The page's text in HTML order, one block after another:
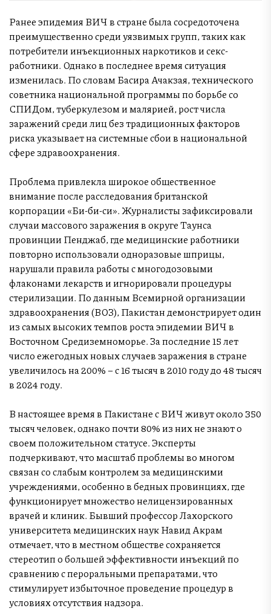
Ранее эпидемия ВИЧ в стране была сосредоточена
преимущественно среди уязвимых групп, таких как
потребители инъекционных наркотиков и секс-
работники. Однако в последнее время ситуация
изменилась. По словам Басира Ачакзая, технического
советника национальной программы по борьбе со
СПИДом, туберкулезом и малярией, рост числа
заражений среди лиц без традиционных факторов
риска указывает на системные сбои в национальной
сфере здравоохранения.
Проблема привлекла широкое общественное
внимание после расследования британской
корпорации «Би-би-си». Журналисты зафиксировали
случаи массового заражения в округе Таунса
провинции Пенджаб, где медицинские работники
повторно использовали одноразовые шприцы,
нарушали правила работы с многодозовыми
флаконами лекарств и игнорировали процедуры
стерилизации. По данным Всемирной организации
здравоохранения (ВОЗ), Пакистан демонстрирует один
из самых высоких темпов роста эпидемии ВИЧ в
Восточном Средиземноморье. За последние 15 лет
число ежегодных новых случаев заражения в стране
увеличилось на 200% – с 16 тысяч в 2010 году до 48 тысяч
в 2024 году.
В настоящее время в Пакистане с ВИЧ живут около 350
тысяч человек, однако почти 80% из них не знают о
своем положительном статусе. Эксперты
подчеркивают, что масштаб проблемы во многом
связан со слабым контролем за медицинскими
учреждениями, особенно в бедных провинциях, где
функционирует множество нелицензированных
врачей и клиник. Бывший профессор Лахорского
университета медицинских наук Навид Акрам
отмечает, что в местном обществе сохраняется
стереотип о большей эффективности инъекций по
сравнению с пероральными препаратами, что
стимулирует избыточное проведение процедур в
условиях отсутствия надзора.